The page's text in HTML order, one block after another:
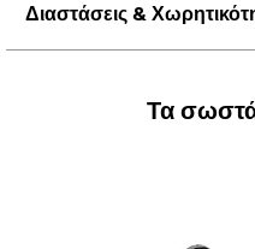
Διαστάσεις &
Τα